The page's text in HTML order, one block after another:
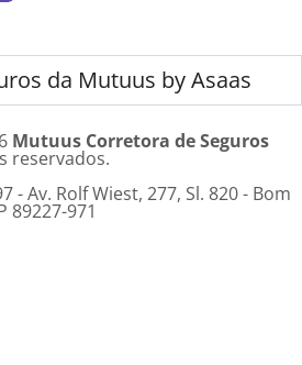
da Mutuus by Asaas
Mutuus Corretora de Seguros
reservados.
- Av. Rolf Wiest, 277, Sl. 820 - Bom
89227-971